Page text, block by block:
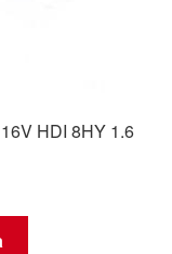
HDI 8HY 1.6